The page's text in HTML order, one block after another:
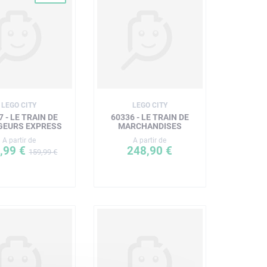
LEGO CITY
- LE TRAIN DE
EXPRESS
A partir de
€159,99 €
LEGO CITY
60336 - LE TRAIN DE
MARCHANDISES
A partir de
248,90 €